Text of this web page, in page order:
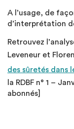
A l’usage, de
d’interprétation
Retrouvez
Leveneur et
des sûretés dans
la RDBF n° 1 –
abonnés]